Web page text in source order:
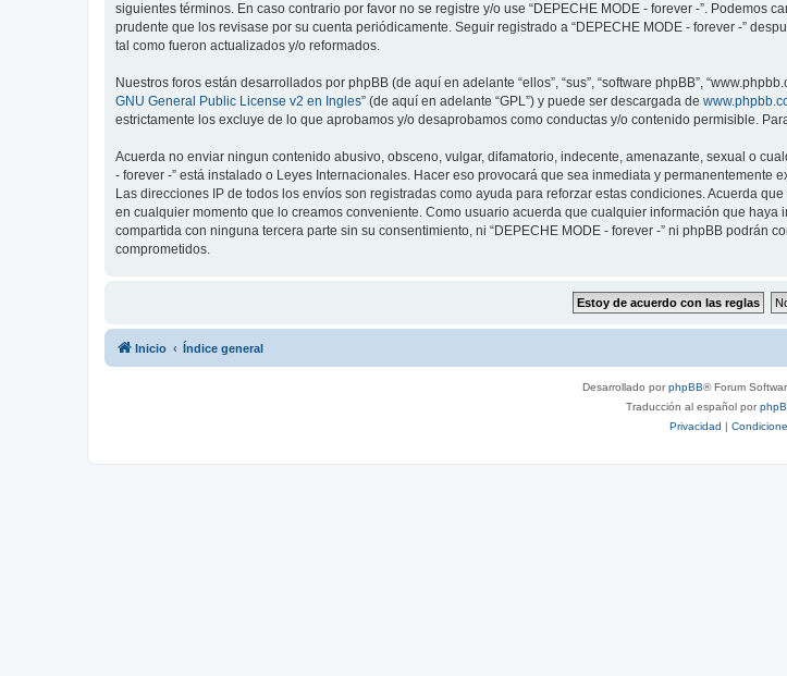
siguientes términos. En caso contrario por favor no se registre y/o use “DEPECHE MODE - forever -”.
prudente que los revisase por su cuenta periódicamente. Seguir registrado a “DEPECHE MODE - forever -”
tal como fueron actualizados y/o reformados.
Nuestros foros están desarrollados por phpBB (de aquí en adelante “ellos”, “sus”, “software phpBB”,
GNU General Public License v2 en Ingles” (de aquí en adelante “GPL”) y puede ser descargada de
estrictamente los excluye de lo que aprobamos y/o desaprobamos como conductas y/o contenido permisible.
Acuerda no enviar ningun contenido abusivo, obsceno, vulgar, difamatorio, indecente, amenazante, sexual o
- forever -” está instalado o Leyes Internacionales. Hacer eso provocará que sea inmediata y
Las direcciones IP de todos los envíos son registradas como ayuda para reforzar estas condiciones. Acuerda
en cualquier momento que lo creamos conveniente. Como usuario acuerda que cualquier información que
compartida con ninguna tercera parte sin su consentimiento, ni “DEPECHE MODE - forever -” ni phpBB
comprometidos.
Inicio Índice general
Desarrollado porphpBB® Forum
Traducción al español por
Privacidad |